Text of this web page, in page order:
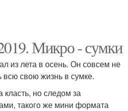
Микро - сумки
из лета в осень. Он совсем не
всю свою жизнь в сумке.
класть, но следом за
такого же мини формата